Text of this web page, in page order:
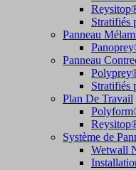
Stratifiés
Panneau
Panneau
Stratifiés
Plan De Travail
Système de
Wetwall